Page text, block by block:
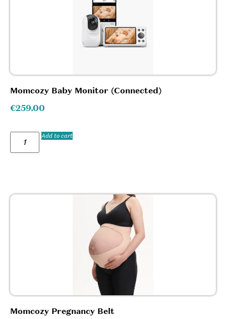
Momcozy Baby Monitor (Connected)
€259.00
Add to cart
Momcozy Pregnancy Belt